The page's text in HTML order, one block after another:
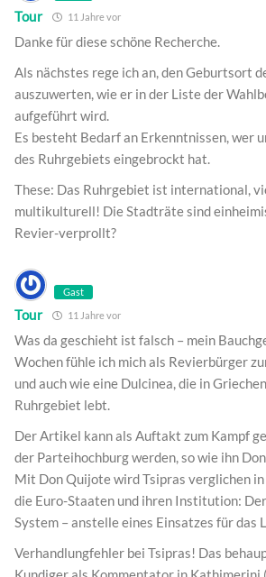
Tour 11 Jahre vor
Danke für diese schöne Recherche.
Als nächstes rege ich an, den Geburtsort
auszuwerten, wie er in der Liste der
aufgeführt wird.
Es besteht Bedarf an Erkenntnissen, wer
des Ruhrgebiets eingebrockt hat.
These: Das Ruhrgebiet ist international,
multikulturell! Die Stadträte sind
Revier-verprollt?
Gast
Tour 11 Jahre vor
Was da geschieht ist falsch – mein
Wochen fühle ich mich als Revierbürger
und auch wie eine Dulcinea, die in
Ruhrgebiet lebt.
Der Artikel kann als Auftakt zum Kampf
der Parteihochburg werden, so wie ihn
Mit Don Quijote wird Tsipras verglichen in
die Euro-Staaten und ihren Institution:
System – anstelle eines Einsatzes für das
Verhandlungfehler bei Tsipras! Das